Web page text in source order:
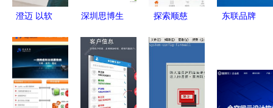
澄迈 以软
翼，助推政
务服务与营
商环境双提
深圳思博生
司网站设计
打造视觉与
功能并重的
探索顺慈
应用指南
东联品牌
跑者